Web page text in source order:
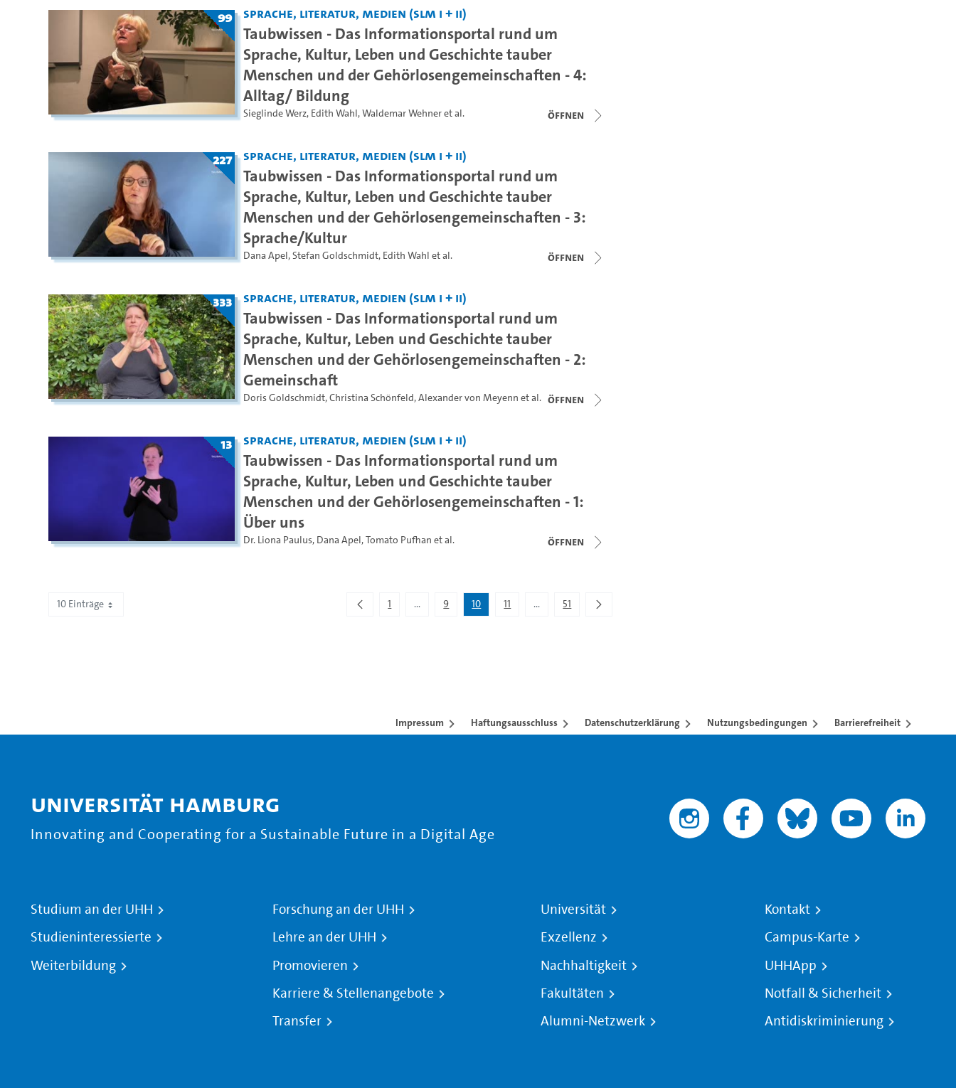
99 Sprache, Literatur, Medien (SLM I + II)
Taubwissen - Das Informationsportal rund um
Sprache, Kultur, Leben und Geschichte tauber
Menschen und der Gehörlosengemeinschaften - 4:
Alltag/ Bildung
Sieglinde Werz, Edith Wahl,Waldemar Wehneret al. Öffnen
227 Sprache, Literatur, Medien (SLM I + II)
Taubwissen - Das Informationsportal rund um
Sprache, Kultur, Leben und Geschichte tauber
Menschen und der Gehörlosengemeinschaften - 3:
Sprache/Kultur
Dana Apel,Stefan Goldschmidt, Edith Wahl et al. Öffnen
333 Sprache, Literatur, Medien (SLM I + II)
Taubwissen - Das Informationsportal rund um
Sprache, Kultur, Leben und Geschichte tauber
Menschen und der Gehörlosengemeinschaften - 2:
Gemeinschaft
Doris Goldschmidt,Christina Schönfeld,Alexander von Meyenn et al. Öffnen
13 Sprache, Literatur, Medien (SLM I + II)
Taubwissen - Das Informationsportal rund um
Sprache, Kultur, Leben und Geschichte tauber
Menschen und der Gehörlosengemeinschaften - 1:
Über uns
Dr. Liona Paulus, Dana Apel,Tomato Pufhan et al. Öffnen
10 Einträge 1 ...Zwischenseiten Navigieren mit TAB-Taste.
9 10 11 ...Zwischenseiten Navigieren mit TAB-Taste.
51
Impressum Haftungsausschluss Datenschutzerklärung Nutzungsbedingungen Barrierefreiheit
Universität Hamburg
Innovating and Cooperating for a Sustainable Future in a Digital Age
Studium an der UHH
Studieninteressierte
Weiterbildung
Forschung an der UHH
Lehre an der UHH
Promovieren
Karriere & Stellenangebote
Transfer
Universität
Exzellenz
Nachhaltigkeit
Fakultäten
Alumni-Netzwerk
Kontakt
Campus-Karte
UHHApp
Notfall & Sicherheit
Antidiskriminierung